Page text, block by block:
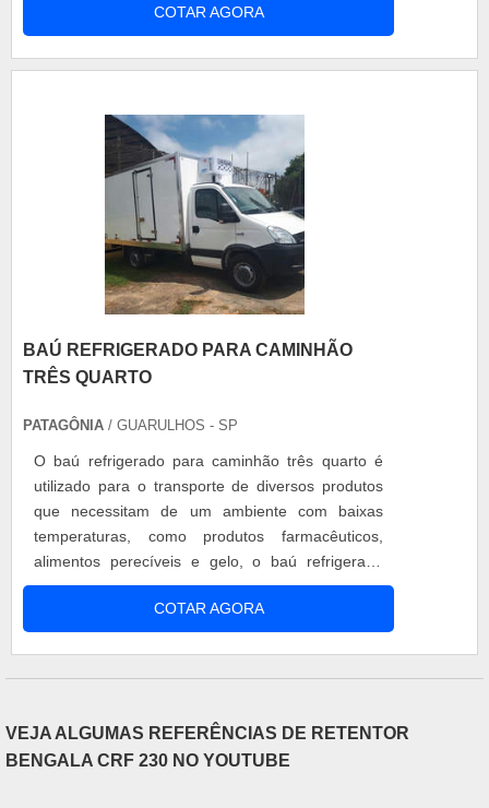
de todos os tipos de metais, proporcionando
excelente acabamento, maior vida útil das
COTAR AGORA
BAÚ REFRIGERADO PARA CAMINHÃO
TRÊS QUARTO
PATAGÔNIA / GUARULHOS - SP
O baú refrigerado para caminhão três quarto é
utilizado para o transporte de diversos produtos
que necessitam de um ambiente com baixas
temperaturas, como produtos farmacêuticos,
alimentos perecíveis e gelo, o baú refrigerado
para caminhões. A escolha do caminhão
adequado depende da carga que será
transportada. Um caminhão pode ser: VUC -
COTAR AGORA
VEJA ALGUMAS REFERÊNCIAS DE RETENTOR
BENGALA CRF 230 NO YOUTUBE